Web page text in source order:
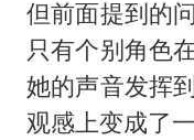
但前面提到的
只有个别角色
她的声音发挥
观感上变成了